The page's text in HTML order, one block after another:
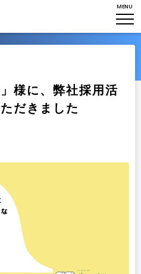
MENU
様に、弊社採用活
だきました